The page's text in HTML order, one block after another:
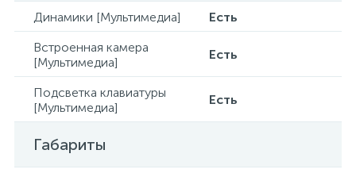
Динамики [Мультимедиа]
Есть
Встроенная камера
[Мультимедиа]
Есть
Подсветка клавиатуры
[Мультимедиа]
Есть
Габариты